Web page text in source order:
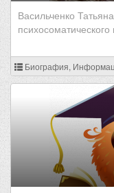
Васильченко
психосоматического
Биография,